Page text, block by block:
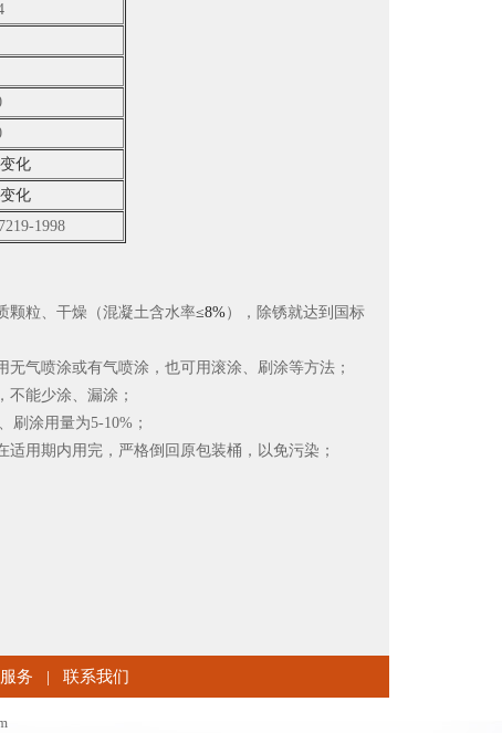
化
化
1998
粒、干燥（混凝土含水率≤8%），除锈就达到国标
气喷涂或有气喷涂，也可用滚涂、刷涂等方法；
能少涂、漏涂；
涂用量为5-10%；
用期内用完，严格倒回原包装桶，以免污染；
务 | 联系我们